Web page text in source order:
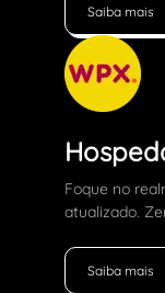
Saiba mais
Foque no
atualizado.
Saiba mais